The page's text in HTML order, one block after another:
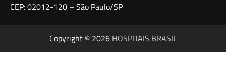
CEP: 02012-120 – São Paulo/SP
Copyright © 2026 HOSPITAIS BRASIL